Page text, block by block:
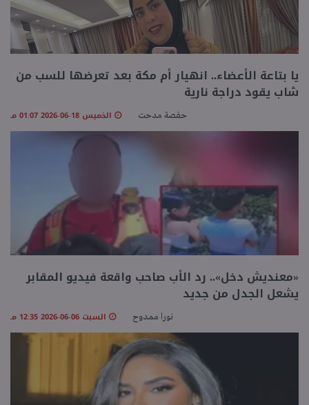
يا بتاعة الأعضاء.. انهيار أم مكة بعد تعرضها للسب من
شاب يقود دراجة نارية
حفصة مدحت الخميس 18-06-2026 01:07 مـ
«معنديش دخل».. رد الأب صاحب واقعة فيديو المقابر
يشعل الجدل من جديد
نورا ممدوح السبت 06-06-2026 12:35 مـ